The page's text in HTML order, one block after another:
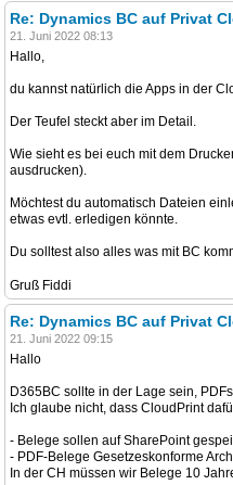
Re: Dynamics BC auf Privat
21. Juni 2022 08:13
Hallo,
du kannst natürlich die Apps in der
Der Teufel steckt aber im Detail.
Wie sieht es bei euch mit dem
ausdrucken).
Möchtest du automatisch Dateien
etwas evtl. erledigen könnte.
Du solltest also alles was mit BC
Gruß Fiddi
Re: Dynamics BC auf Privat
21. Juni 2022 09:15
Hallo
D365BC sollte in der Lage sein,
Ich glaube nicht, dass CloudPrint
- Belege sollen auf SharePoint
- PDF-Belege Gesetzeskonforme
In der CH müssen wir Belege 10